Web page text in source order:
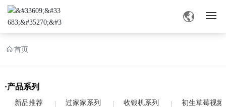
网站首页
产品中心
首页
·产品系列
新品推荐 过家家系列 收银机系列 初生草莓视